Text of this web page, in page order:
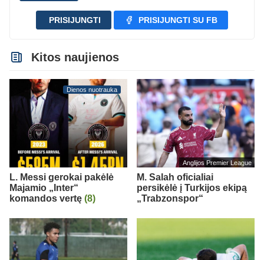
PRISIJUNGTI PRISIJUNGTI SU FB
Kitos naujienos
Dienos nuotrauka
L. Messi gerokai pakėlė
Majamio „Inter“
komandos vertę (8)
Anglijos Premier League
M. Salah oficialiai
persikėlė į Turkijos ekipą
„Trabzonspor“